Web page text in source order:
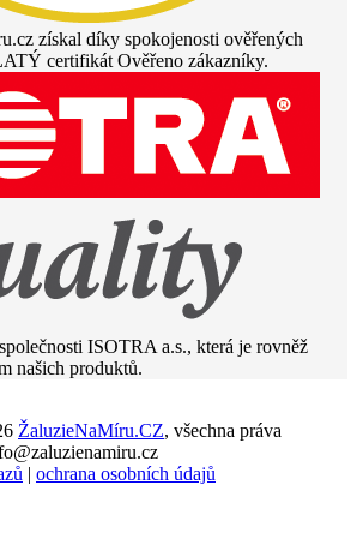
získal díky spokojenosti ověřených
certifikát Ověřeno zákazníky.
ISOTRA a.s., která je rovněž
našich produktů.
ŽaluzieNaMíru.CZ, všechna práva
| ochrana osobních údajů